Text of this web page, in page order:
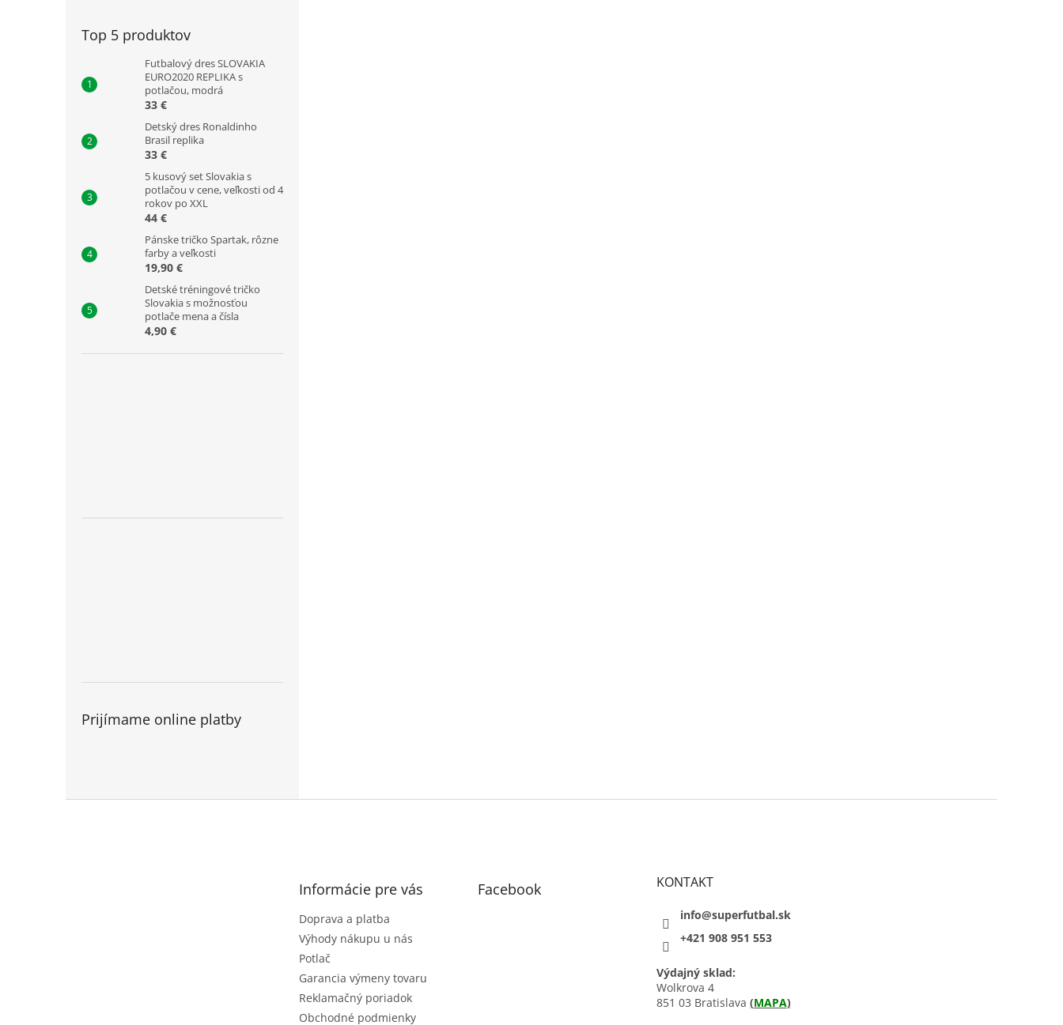
Top 5 produktov
Futbalový dres SLOVAKIA
EURO2020 REPLIKA s
potlačou, modrá
33 €
Detský dres Ronaldinho
Brasil replika
33 €
5 kusový set Slovakia s
potlačou v cene, veľkosti od 4
rokov po XXL
44 €
Pánske tričko Spartak, rôzne
farby a veľkosti
19,90 €
Detské tréningové tričko
Slovakia s možnosťou
potlače mena a čísla
4,90 €
Prijímame online platby
Informácie pre vás
Doprava a platba
Výhody nákupu u nás
Potlač
Garancia výmeny tovaru
Reklamačný poriadok
Obchodné podmienky
Facebook KONTAKT
info@superfutbal.sk
+421 908 951 553
Výdajný sklad:
Wolkrova 4
851 03 Bratislava (MAPA)